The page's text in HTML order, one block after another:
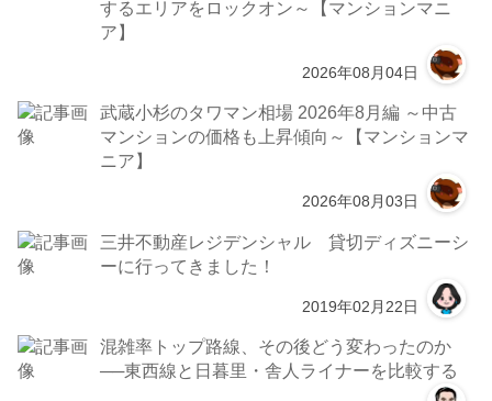
するエリアをロックオン～【マンションマニ
ア】
2026年08月04日
武蔵小杉のタワマン相場 2026年8月編 ～中古
マンションの価格も上昇傾向～【マンションマ
ニア】
2026年08月03日
三井不動産レジデンシャル 貸切ディズニーシ
ーに行ってきました！
2019年02月22日
混雑率トップ路線、その後どう変わったのか
──東西線と日暮里・舎人ライナーを比較する